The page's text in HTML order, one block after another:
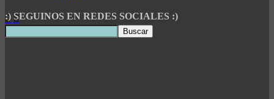
:) SEGUINOS EN REDES SOCIALES :)